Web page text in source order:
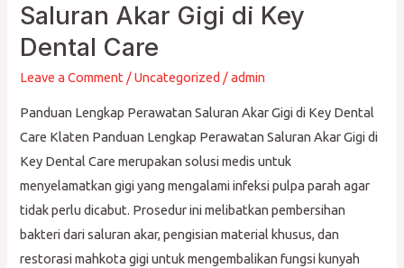
Saluran Akar Gigi di Key
Dental Care
Leave a Comment /Uncategorized /admin
Panduan Lengkap Perawatan Saluran Akar Gigi di Key Dental
Care Klaten Panduan Lengkap Perawatan Saluran Akar Gigi di
Key Dental Care merupakan solusi medis untuk
menyelamatkan gigi yang mengalami infeksi pulpa parah agar
tidak perlu dicabut. Prosedur ini melibatkan pembersihan
bakteri dari saluran akar, pengisian material khusus, dan
restorasi mahkota gigi untuk mengembalikan fungsi kunyah